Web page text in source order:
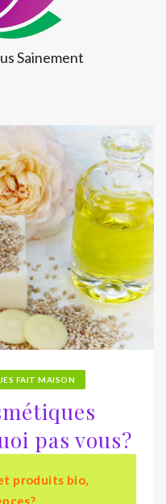
Sainement
FAIT MAISON
pas vous?
produits bio,